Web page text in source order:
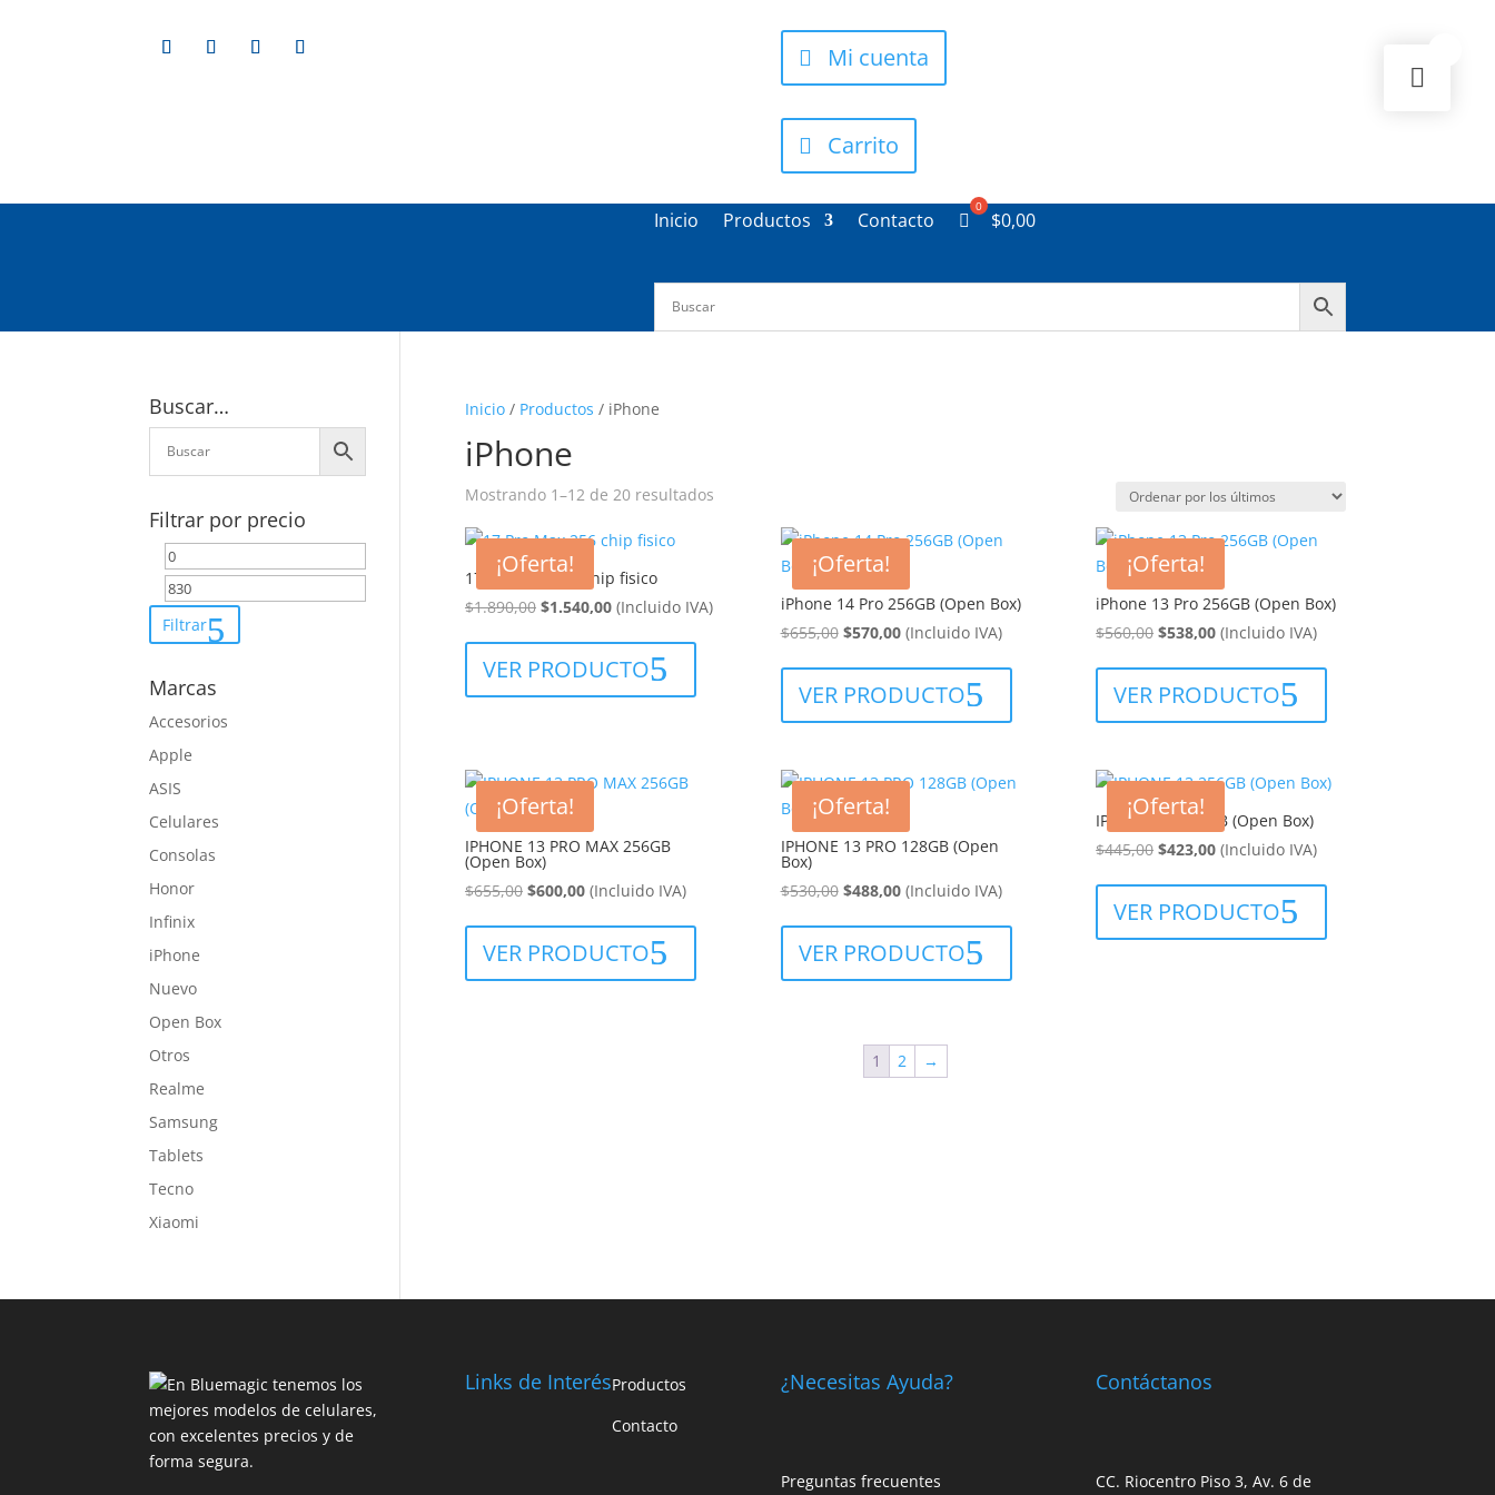
Mi cuenta
Carrito
Inicio Productos Contacto $0,00
Inicio/ Productos / iPhone
iPhone
Mostrando 1–12 de 20 resultadosOrdenado
¡Oferta!
17 Pro Max 256 chip fisico
$1.890,00 El
original
era:
$1.540,00El
actual
es:
(Incluido IVA)
VER PRODUCTO
¡Oferta!
iPhone 14 Pro 256GB (Open Box)
$655,00 El
original
era:
$570,00El
actual
es:
(Incluido IVA)
VER PRODUCTO
¡Oferta!
iPhone 13 Pro 256GB (Open Box)
$560,00 El
original
era:
$538,00El
actual
es:
(Incluido IVA)
VER PRODUCTO
¡Oferta!
IPHONE 13 PRO MAX 256GB
(Open Box)
$655,00 El
era:
$600,00El
es:
(Incluido IVA)
VER PRODUCTO
¡Oferta!
IPHONE 13 PRO 128GB (Open
Box)
$530,00 El
era:
$488,00El
es:
(Incluido IVA)
VER PRODUCTO
¡Oferta!
IPHONE 13 256GB (Open Box)
$445,00 El
era:
$423,00El
es:
(Incluido IVA)
VER PRODUCTO
1 2 →
Buscar…
Filtrar por precio
Precio
mínimo
Filtrar
Marcas
Accesorios
Apple
ASIS
Celulares
Consolas
Honor
Infinix
iPhone
Nuevo
Open Box
Otros
Realme
Samsung
Tablets
Tecno
Xiaomi
Links de InterésProductos
Contacto
¿Necesitas Ayuda?
Preguntas frecuentes
Contáctanos
CC. Riocentro Piso 3, Av. 6 de